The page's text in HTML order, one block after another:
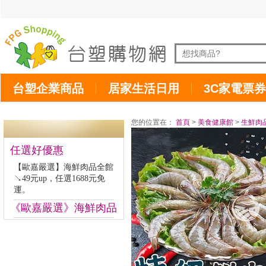
台塑企業商品 居家生活日用 3C家電票券
任選好優惠
【歐嘉嚴選】海鮮肉品全館
↘49元up，任選1688元免
運。
《歐嘉嚴選》海鮮肉品
您的位置在： 首頁 > 美食健康館 > 生鮮肉